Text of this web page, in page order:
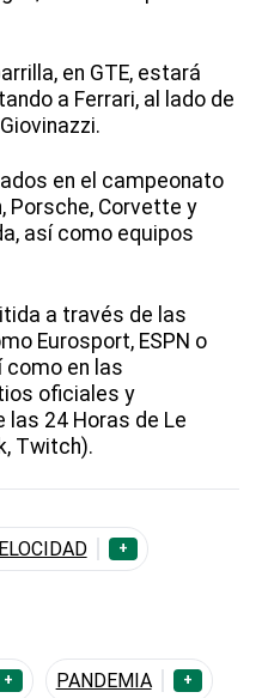
en GTE, estará
a Ferrari, al lado de
en el campeonato
Porsche, Corvette y
así como equipos
a través de las
Eurosport, ESPN o
como en las
oficiales y
las 24 Horas de Le
Twitch).
+
+ PANDEMIA +